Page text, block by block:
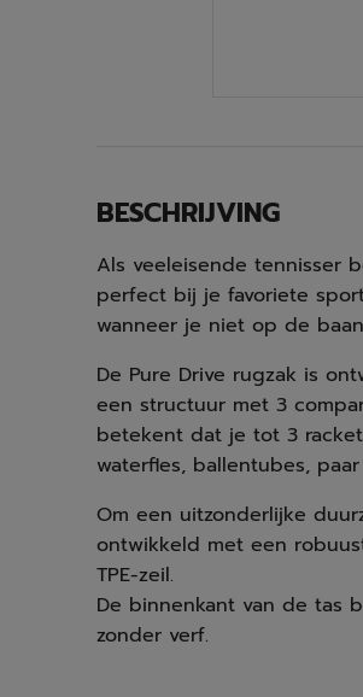
BESCHRIJVING
Als veeleisende tennisser
perfect bij je favoriete
wanneer je niet op de
De Pure Drive rugzak is
een structuur met 3
betekent dat je tot 3
waterfles, ballentubes,
Om een uitzonderlijke
ontwikkeld met een
TPE-zeil.
De binnenkant van de tas
zonder verf.